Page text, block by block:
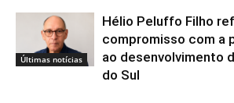
Últimas notícias
Hélio Peluffo Filho
compromisso com a
ao desenvolvimento
do Sul